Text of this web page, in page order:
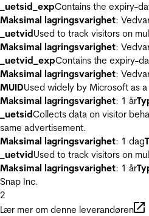
_uetsid_expContains the expiry-
Maksimal lagringsvarighet:
_uetvidUsed to track visitors on
Maksimal lagringsvarighet:
_uetvid_expContains the expiry-
Maksimal lagringsvarighet:
MUIDUsed widely by Microsoft as
Maksimal lagringsvarighet: 1 år
_uetsidCollects data on visitor
same advertisement.
Maksimal lagringsvarighet: 1 dag
_uetvidUsed to track visitors on
Maksimal lagringsvarighet: 1 år
Snap Inc.
2
Lær mer om denne leverandøren